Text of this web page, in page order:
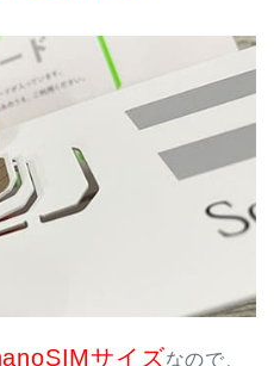
サイズなので、